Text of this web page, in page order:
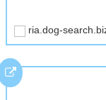
ria.dog-